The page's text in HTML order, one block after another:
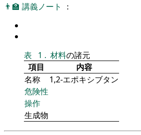
👨‍🏫 講義ノート ：
表 1 . 材料の諸元
項目
内容
名称
1,2-エポキシブタン
危険性
操作
生成物